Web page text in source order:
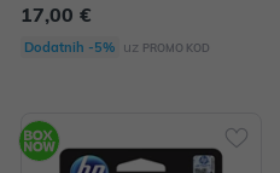
17,00 €
Dodatnih -5% uz PROMO KOD